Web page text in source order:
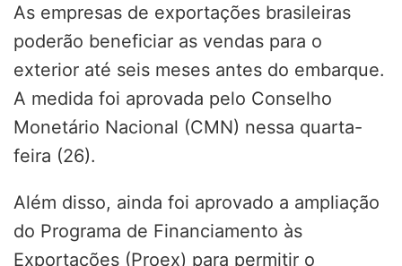
As empresas de exportações brasileiras
poderão beneficiar as vendas para o
exterior até seis meses antes do embarque.
A medida foi aprovada pelo Conselho
Monetário Nacional (CMN) nessa quarta-
feira (26).
Além disso, ainda foi aprovado a ampliação
do Programa de Financiamento às
Exportações (Proex) para permitir o